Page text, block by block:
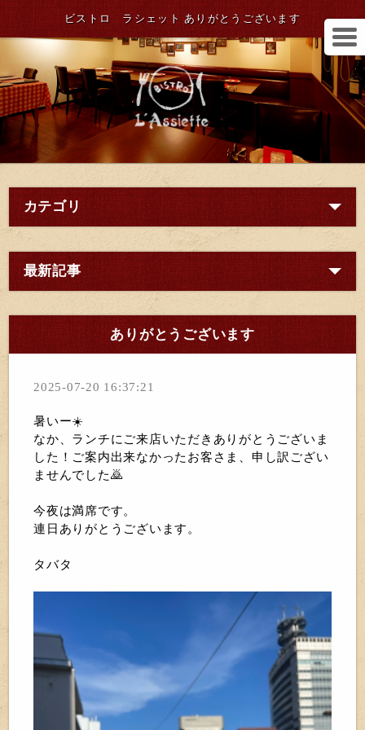
ビストロ ラシェット ありがとうございます
カテゴリ
最新記事
ありがとうございます
2025-07-20 16:37:21
暑いー☀️
なか、ランチにご来店いただきありがとうございま
した！ご案内出来なかったお客さま、申し訳ござい
ませんでした🙇
今夜は満席です。
連日ありがとうございます。
タバタ